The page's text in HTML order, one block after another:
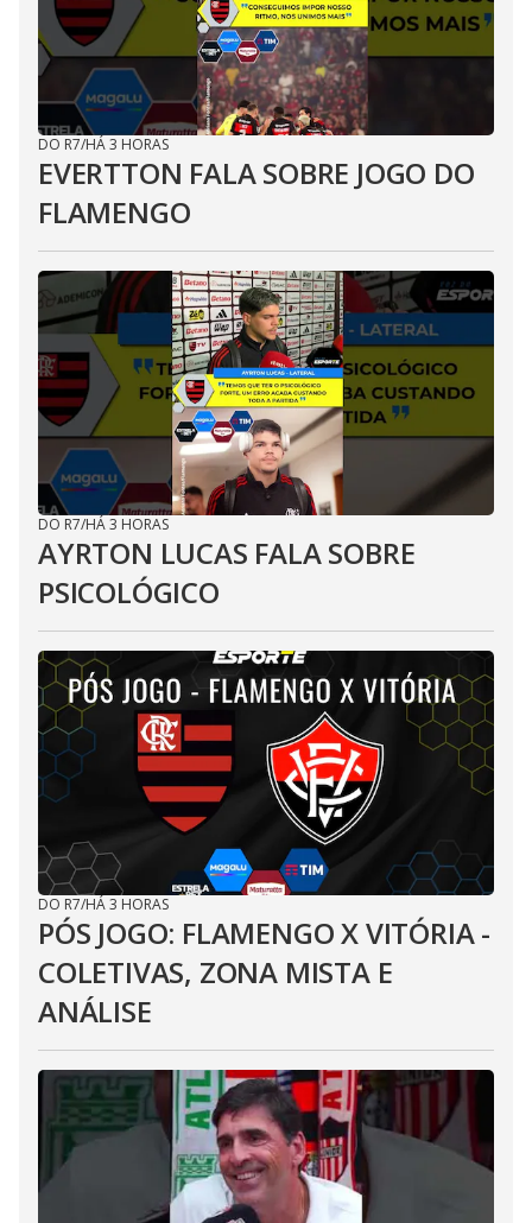
DO R7/HÁ 3 HORAS
EVERTTON FALA SOBRE JOGO DO
FLAMENGO
DO R7/HÁ 3 HORAS
AYRTON LUCAS FALA SOBRE
PSICOLÓGICO
DO R7/HÁ 3 HORAS
PÓS JOGO: FLAMENGO X VITÓRIA -
COLETIVAS, ZONA MISTA E
ANÁLISE